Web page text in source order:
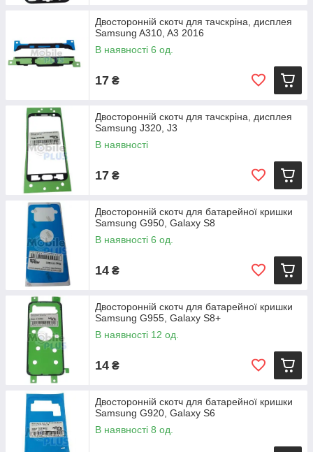
Двосторонній скотч для тачскріна, дисплея
Samsung A310, A3 2016
В наявності 6 од.
17 ₴
Двосторонній скотч для тачскріна, дисплея
Samsung J320, J3
В наявності
17 ₴
Двосторонній скотч для батарейної кришки
Samsung G950, Galaxy S8
В наявності 6 од.
14 ₴
Двосторонній скотч для батарейної кришки
Samsung G955, Galaxy S8+
В наявності 12 од.
14 ₴
Двосторонній скотч для батарейної кришки
Samsung G920, Galaxy S6
В наявності 8 од.